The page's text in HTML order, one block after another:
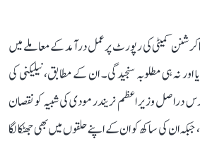
کمیٹی کی رپورٹ پر عمل درآمد کے معاملے میں
نہ ہی مطلوبہ سنجیدگی۔ ان کے مطابق، نیلیکنی کی
دراصل وزیر اعظم نریندر مودی کی شبیہ کو نقصان
ان کی ساکھ کو ان کے اپنے حلقوں میں بھی جھٹکا لگا